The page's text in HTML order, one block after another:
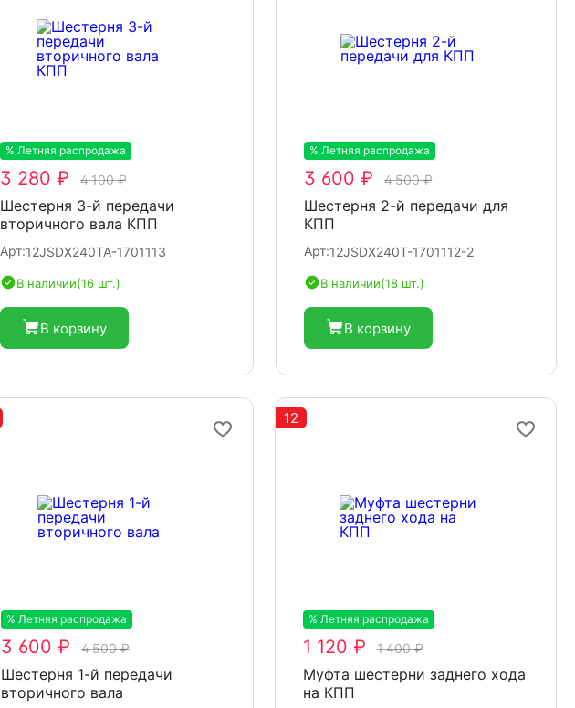
% Летняя распродажа
3 280 ₽ 4 100 ₽
Шестерня 3-й передачи
вторичного вала КПП
Арт:12JSDX240TA-1701113
В наличии(16 шт.)
В корзину
% Летняя распродажа
3 600 ₽ 4 500 ₽
Шестерня 2-й передачи для
КПП
Арт:12JSDX240T-1701112-2
В наличии(18 шт.)
В корзину
% Летняя распродажа
3 600 ₽ 4 500 ₽
Шестерня 1-й передачи
вторичного вала
12
% Летняя распродажа
1 120 ₽ 1 400 ₽
Муфта шестерни заднего хода
на КПП